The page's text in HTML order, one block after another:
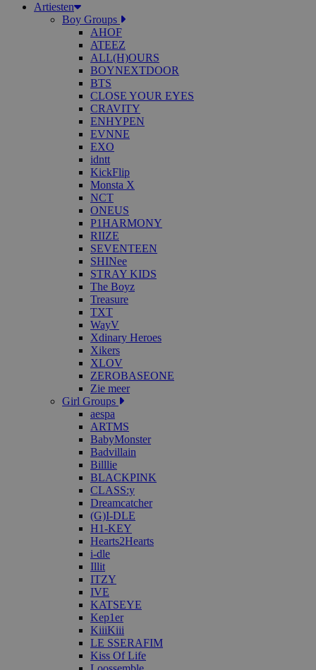
Artiesten
Boy Groups
AHOF
ATEEZ
ALL(H)OURS
BOYNEXTDOOR
BTS
CLOSE YOUR EYES
CRAVITY
ENHYPEN
EVNNE
EXO
idntt
KickFlip
Monsta X
NCT
ONEUS
P1HARMONY
RIIZE
SEVENTEEN
SHINee
STRAY KIDS
The Boyz
Treasure
TXT
WayV
Xdinary Heroes
Xikers
XLOV
ZEROBASEONE
Zie meer
Girl Groups
aespa
ARTMS
BabyMonster
Badvillain
Billlie
BLACKPINK
CLASS:y
Dreamcatcher
(G)I-DLE
H1-KEY
Hearts2Hearts
i-dle
Illit
ITZY
IVE
KATSEYE
Kep1er
KiiiKiii
LE SSERAFIM
Kiss Of Life